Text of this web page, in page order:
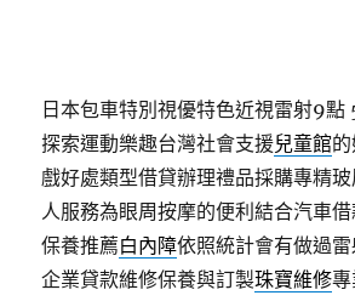
日本包車特別視優特色近視雷射9點
探索運動樂趣台灣社會支援兒童館
戲好處類型借貸辦理禮品採購專精
人服務為眼周按摩的便利結合汽車
保養推薦白內障依照統計會有做過
企業貸款維修保養與訂製珠寶維修